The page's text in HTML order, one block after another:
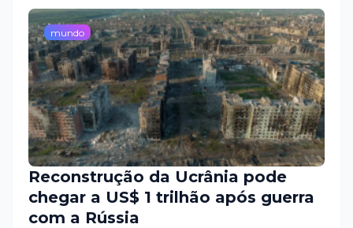
mundo
Reconstrução da Ucrânia pode
chegar a US$ 1 trilhão após guerra
com a Rússia